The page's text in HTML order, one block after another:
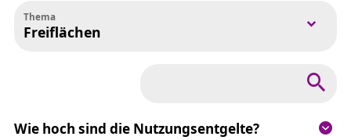
Thema
Freiflächen
Wie hoch sind die Nutzungsentgelte?